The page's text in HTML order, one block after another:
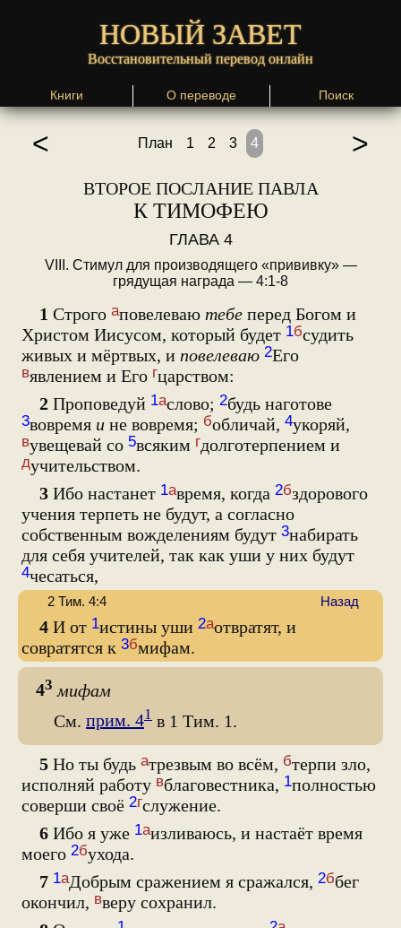
НОВЫЙ ЗАВЕТ
Восстановительный перевод онлайн
Книги О переводе Поиск
< План 1 2 3 4 >
ВТОРОЕ ПОСЛАНИЕ ПАВЛА
К ТИМОФЕЮ
ГЛАВА 4
VIII. Стимул для производящего «прививку» —
грядущая награда — 4:1-8
1 Строго аповелеваю тебе перед Богом и
Христом Иисусом, который будет 1бсудить
живых и мёртвых, и повелеваю 2Его
вявлением и Его гцарством:
2 Проповедуй 1аслово; 2будь наготове
3вовремя и не вовремя; бобличай, 4укоряй,
вувещевай со 5всяким гдолготерпением и
дучительством.
3 Ибо настанет 1авремя, когда 2бздорового
учения терпеть не будут, а согласно
собственным вожделениям будут 3набирать
для себя учителей, так как уши у них будут
4чесаться,
4 И от 1истины уши 2аотвратят, и
совратятся к 3бмифам.
2 Тим. 4:4 Назад
43 мифам
См. прим. 41 в 1 Тим. 1.
5 Но ты будь атрезвым во всём, бтерпи зло,
исполняй работу вблаговестника, 1полностью
соверши своё 2гслужение.
6 Ибо я уже 1аизливаюсь, и настаёт время
моего 2бухода.
7 1аДобрым сражением я сражался, 2ббег
окончил, вверу сохранил.